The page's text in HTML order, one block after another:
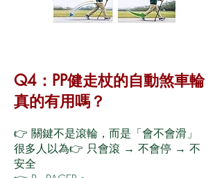
Q4：PP健走杖的自動煞車輪
真的有用嗎？
👉 關鍵不是滾輪，而是「會不會滑」
很多人以為👉 只會滾 → 不會停 → 不
安全